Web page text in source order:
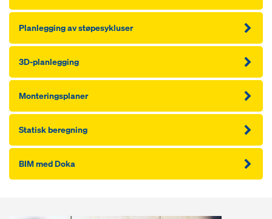
Planlegging av støpesykluser
3D-planlegging
Monteringsplaner
Statisk beregning
BIM med Doka